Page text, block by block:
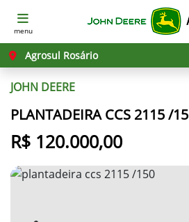
menu
Agrosul Rosário
JOHN DEERE
PLANTADEIRA CCS 2115 /15
R$ 120.000,00